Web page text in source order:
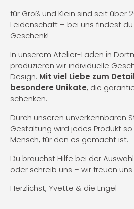
für Groß und Klein sind seit über
Leidenschaft – bei uns findest
Geschenk!
In unserem Atelier-Laden in
produzieren wir individuelle
Design. Mit viel Liebe zum
besondere Unikate, die
schenken.
Durch unseren unverkennbaren
Gestaltung wird jedes Produkt
Mensch, für den es gemacht ist.
Du brauchst Hilfe bei der
oder schreib uns – wir freuen
Herzlichst, Yvette & die Engel